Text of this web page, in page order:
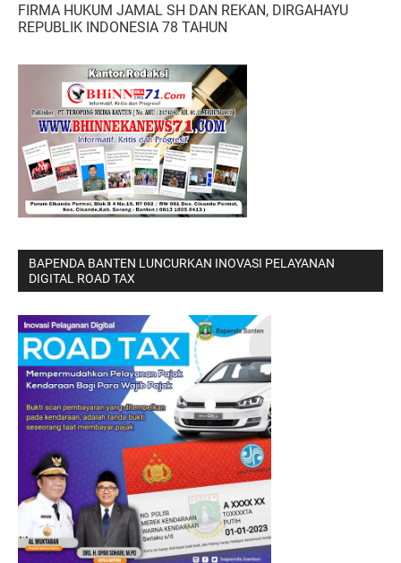
FIRMA HUKUM JAMAL SH DAN REKAN, DIRGAHAYU
REPUBLIK INDONESIA 78 TAHUN
BAPENDA BANTEN LUNCURKAN INOVASI PELAYANAN
DIGITAL ROAD TAX